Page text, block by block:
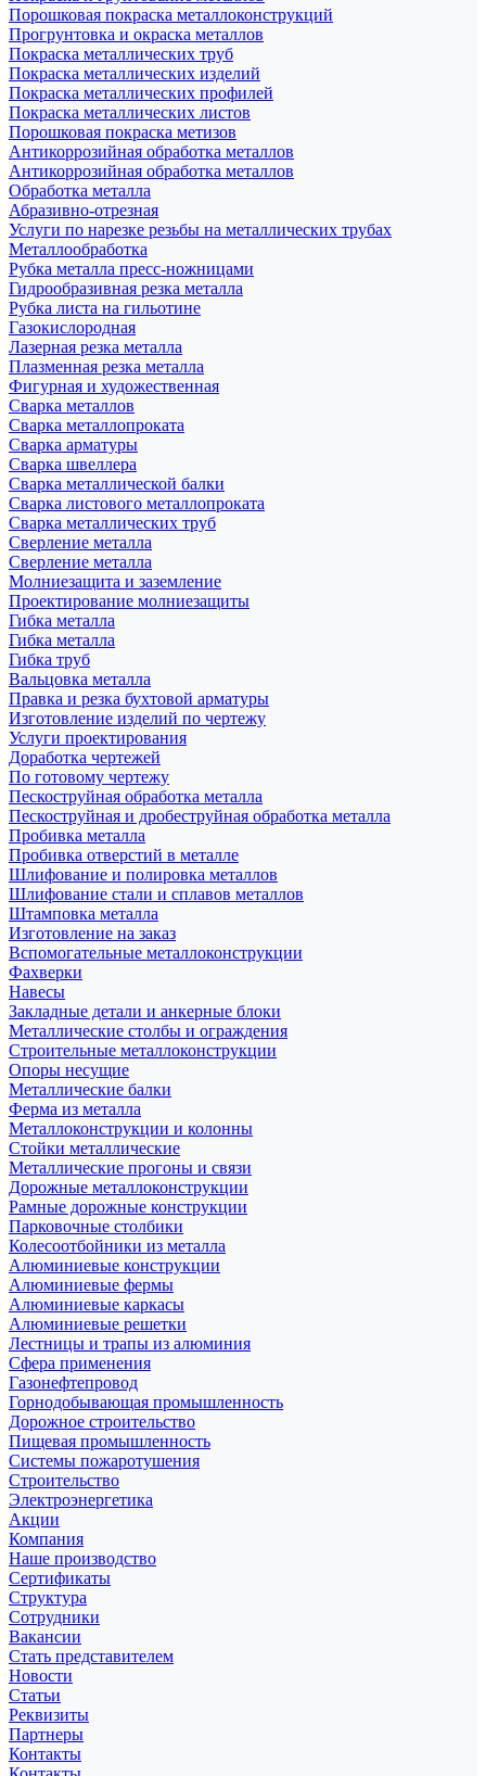
Порошковая покраска металлоконструкций
Прогрунтовка и окраска металлов
Покраска металлических труб
Покраска металлических изделий
Покраска металлических профилей
Покраска металлических листов
Порошковая покраска метизов
Антикоррозийная обработка металлов
Антикоррозийная обработка металлов
Обработка металла
Абразивно-отрезная
Услуги по нарезке резьбы на металлических трубах
Металлообработка
Рубка металла пресс-ножницами
Гидрообразивная резка металла
Рубка листа на гильотине
Газокислородная
Лазерная резка металла
Плазменная резка металла
Фигурная и художественная
Сварка металлов
Сварка металлопроката
Сварка арматуры
Сварка швеллера
Сварка металлической балки
Сварка листового металлопроката
Сварка металлических труб
Сверление металла
Сверление металла
Молниезащита и заземление
Проектирование молниезащиты
Гибка металла
Гибка металла
Гибка труб
Вальцовка металла
Правка и резка бухтовой арматуры
Изготовление изделий по чертежу
Услуги проектирования
Доработка чертежей
По готовому чертежу
Пескоструйная обработка металла
Пескоструйная и дробеструйная обработка металла
Пробивка металла
Пробивка отверстий в металле
Шлифование и полировка металлов
Шлифование стали и сплавов металлов
Штамповка металла
Изготовление на заказ
Вспомогательные металлоконструкции
Фахверки
Навесы
Закладные детали и анкерные блоки
Металлические столбы и ограждения
Строительные металлоконструкции
Опоры несущие
Металлические балки
Ферма из металла
Металлоконструкции и колонны
Стойки металлические
Металлические прогоны и связи
Дорожные металлоконструкции
Рамные дорожные конструкции
Парковочные столбики
Колесоотбойники из металла
Алюминиевые конструкции
Алюминиевые фермы
Алюминиевые каркасы
Алюминиевые решетки
Лестницы и трапы из алюминия
Сфера применения
Газонефтепровод
Горнодобывающая промышленность
Дорожное строительство
Пищевая промышленность
Системы пожаротушения
Строительство
Электроэнергетика
Акции
Компания
Наше производство
Сертификаты
Структура
Сотрудники
Вакансии
Стать представителем
Новости
Статьи
Реквизиты
Партнеры
Контакты